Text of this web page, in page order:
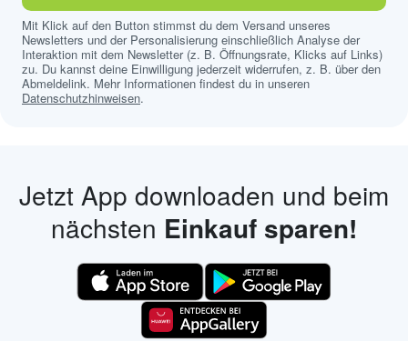
Mit Klick auf den Button stimmst du dem Versand unseres
Newsletters und der Personalisierung einschließlich Analyse der
Interaktion mit dem Newsletter (z. B. Öffnungsrate, Klicks auf Links)
zu. Du kannst deine Einwilligung jederzeit widerrufen, z. B. über den
Abmeldelink. Mehr Informationen findest du in unseren
Datenschutzhinweisen.
Jetzt App downloaden und beim
nächsten Einkauf sparen!